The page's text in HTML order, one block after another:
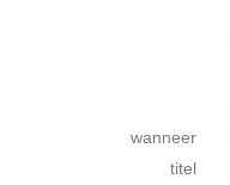
wanneer
titel